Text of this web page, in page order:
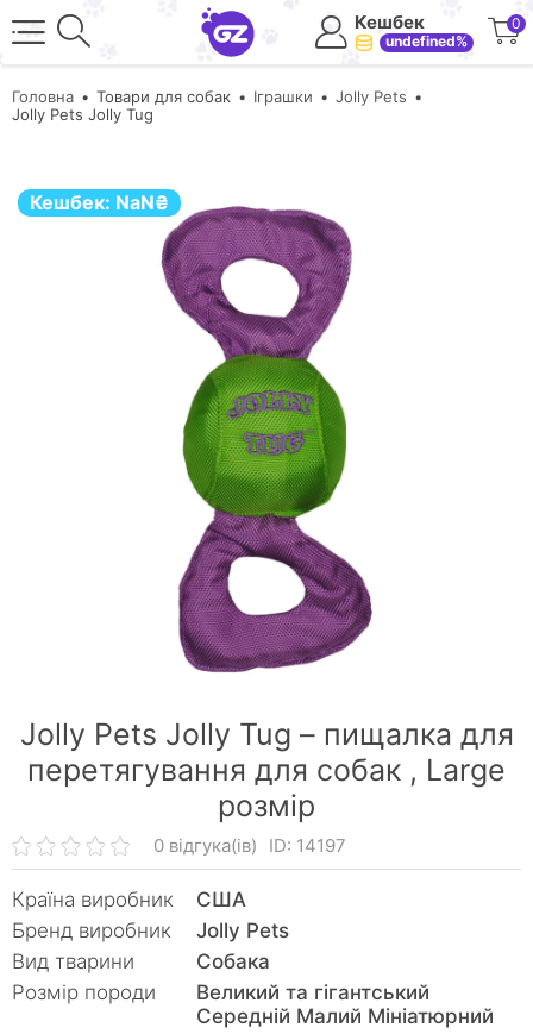
Кешбек
undefined%
0
Головна Товари для собак Іграшки
Jolly Pets
Jolly Pets Jolly Tug
Кешбек: NaN₴
Jolly Pets Jolly Tug – пищалка для
перетягування для собак , Large
розмір
0 відгука(ів) ID: 14197
Країна виробник
США
Бренд виробник
Jolly Pets
Вид тварини
Собака
Розмір породи
Великий та гігантський
Середній Малий Мініатюрний